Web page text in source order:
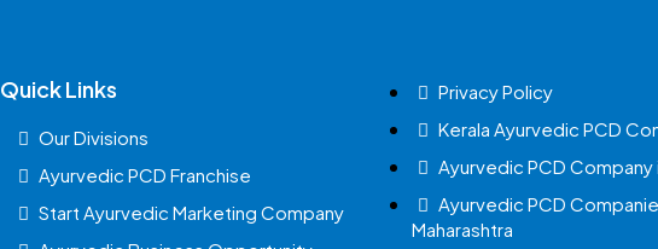
Quick Links
Our Divisions
Ayurvedic PCD Franchise
Start Ayurvedic Marketing Company
Privacy Policy
Kerala Ayurvedic PCD
Ayurvedic PCD Company
Ayurvedic PCD
Maharashtra